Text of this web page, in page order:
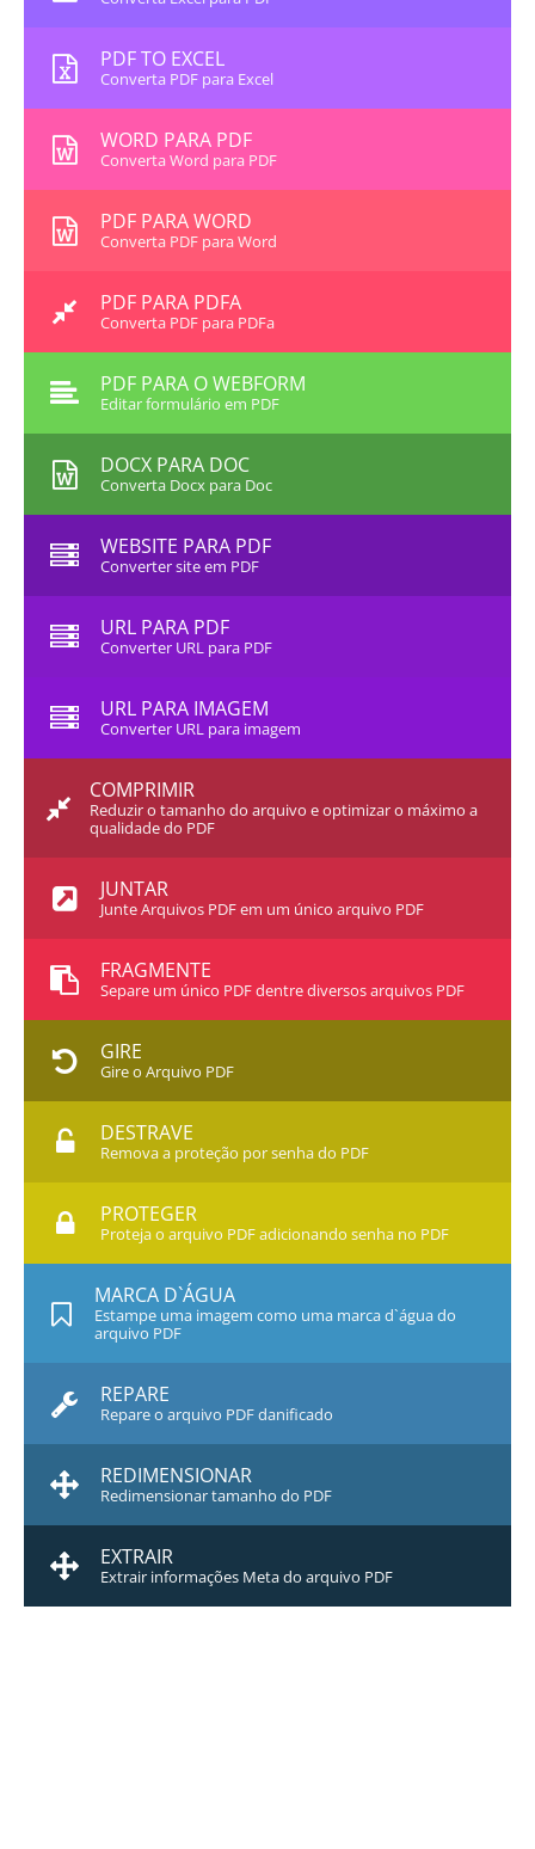
PDF TO EXCEL
Converta PDF para Excel
WORD PARA PDF
Converta Word para PDF
PDF PARA WORD
Converta PDF para Word
PDF PARA PDFA
Converta PDF para PDFa
PDF PARA O WEBFORM
Editar formulário em PDF
DOCX PARA DOC
Converta Docx para Doc
WEBSITE PARA PDF
Converter site em PDF
URL PARA PDF
Converter URL para PDF
URL PARA IMAGEM
Converter URL para imagem
COMPRIMIR
Reduzir o tamanho do arquivo e optimizar o máximo a
qualidade do PDF
JUNTAR
Junte Arquivos PDF em um único arquivo PDF
FRAGMENTE
Separe um único PDF dentre diversos arquivos PDF
GIRE
Gire o Arquivo PDF
DESTRAVE
Remova a proteção por senha do PDF
PROTEGER
Proteja o arquivo PDF adicionando senha no PDF
MARCA D`ÁGUA
Estampe uma imagem como uma marca d`água do
arquivo PDF
REPARE
Repare o arquivo PDF danificado
REDIMENSIONAR
Redimensionar tamanho do PDF
EXTRAIR
Extrair informações Meta do arquivo PDF